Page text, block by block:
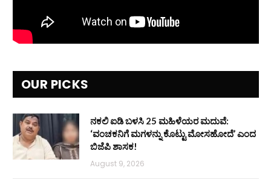
OUR PICKS
ನಕಲಿ ಐಡಿ ಬಳಸಿ 25 ಮಹಿಳೆಯರ ಮದುವೆ:
‘ವಂಚಕನಿಗೆ ಮಗಳನ್ನು ಕೊಟ್ಟು ಮೋಸಹೋದೆ’ ಎಂದ
ಬಿಜೆಪಿ ಶಾಸಕ!
August 9, 2026